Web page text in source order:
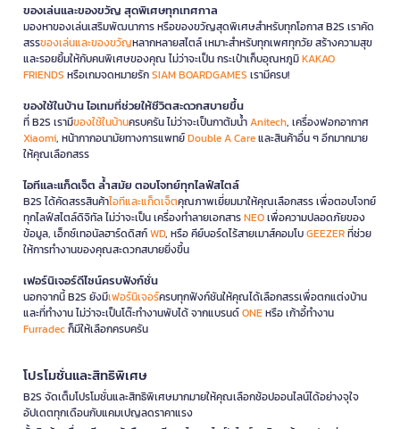
ของเล่นและของขวัญ สุดพิเศษทุกเทศกาล
มองหาของเล่นเสริมพัฒนาการ หรือของขวัญสุดพิเศษสำหรับทุกโอกาส B2S เราคัด
สรรของเล่นและของขวัญหลากหลายสไตล์ เหมาะสำหรับทุกเพศทุกวัย สร้างความสุข
และรอยยิ้มให้กับคนพิเศษของคุณ ไม่ว่าจะเป็น กระเป๋าเก็บอุณหภูมิKAKAO
FRIENDS หรือเกมจดหมายรักSIAM BOARDGAMES เรามีครบ!
ของใช้ในบ้าน ไอเทมที่ช่วยให้ชีวิตสะดวกสบายขึ้น
ที่ B2S เรามีของใช้ในบ้านครบครัน ไม่ว่าจะเป็นกาต้มน้ำAnitech, เครื่องฟอกอากาศ
Xiaomi, หน้ากากอนามัยทางการแพทย์Double A Careและสินค้าอื่น ๆ อีกมากมาย
ให้คุณเลือกสรร
ไอทีและแก็ดเจ็ต ล้ำสมัย ตอบโจทย์ทุกไลฟ์สไตล์
B2S ได้คัดสรรสินค้าไอทีและแก็ดเจ็ตคุณภาพเยี่ยมมาให้คุณเลือกสรร เพื่อตอบโจทย์
ทุกไลฟ์สไตล์ดิจิทัล ไม่ว่าจะเป็น เครื่องทำลายเอกสารNEOเพื่อความปลอดภัยของ
ข้อมูล, เอ็กซ์เทอนัลฮาร์ดดิสก์WD, หรือ คีย์บอร์ดไร้สายเมาส์คอมโบGEEZERที่ช่วย
ให้การทำงานของคุณสะดวกสบายยิ่งขึ้น
เฟอร์นิเจอร์ดีไซน์ครบฟังก์ชั่น
นอกจากนี้ B2S ยังมีเฟอร์นิเจอร์ครบทุกฟังก์ชันให้คุณได้เลือกสรรเพื่อตกแต่งบ้าน
และที่ทำงาน ไม่ว่าจะเป็นโต๊ะทำงานพับได้ จากแบรนด์ONEหรือ เก้าอี้ทำงาน
Furradecก็มีให้เลือกครบครัน
โปรโมชั่นและสิทธิพิเศษ
B2S จัดเต็มโปรโมชั่นและสิทธิพิเศษมากมายให้คุณเลือกช้อปออนไลน์ได้อย่างจุใจ
อัปเดตทุกเดือนกับแคมเปญลดราคาแรง